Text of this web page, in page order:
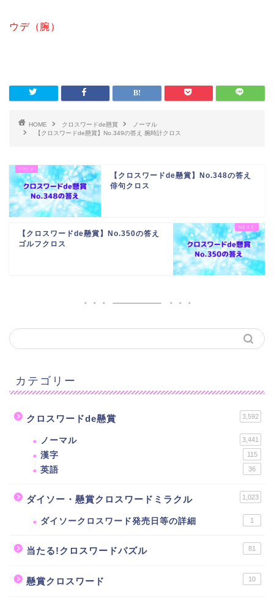
ウデ（腕）
HOME クロスワードde懸賞
ノーマル
【クロスワードde懸賞】No.349の答え 腕時計クロス
【クロスワードde懸賞】No.348の答え
俳句クロス
【クロスワードde懸賞】No.350の答え
ゴルフクロス
カテゴリー
クロスワードde懸賞 3,592
ノーマル 3,441
漢字 115
英語 36
ダイソー・懸賞クロスワードミラクル 1,023
ダイソークロスワード発売日等の詳細 1
当たる!クロスワードパズル 81
懸賞クロスワード 10